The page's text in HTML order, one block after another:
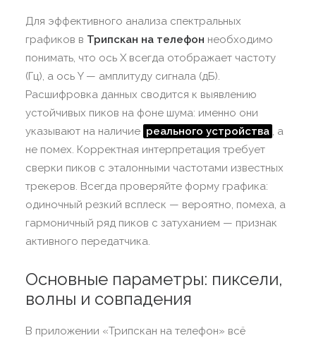
Для эффективного анализа спектральных
графиков в Трипскан на телефон необходимо
понимать, что ось X всегда отображает частоту
(Гц), а ось Y — амплитуду сигнала (дБ).
Расшифровка данных сводится к выявлению
устойчивых пиков на фоне шума: именно они
указывают на наличие реального устройства , а
не помех. Корректная интерпретация требует
сверки пиков с эталонными частотами известных
трекеров. Всегда проверяйте форму графика:
одиночный резкий всплеск — вероятно, помеха, а
гармоничный ряд пиков с затуханием — признак
активного передатчика.
Основные параметры: пиксели,
волны и совпадения
В приложении «Трипскан на телефон» всё